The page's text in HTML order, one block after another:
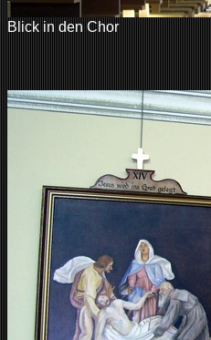
Blick in den Chor